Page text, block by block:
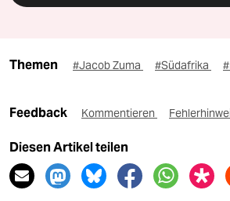
Themen #Jacob Zuma #Südafrika
Feedback Kommentieren
Diesen Artikel teilen